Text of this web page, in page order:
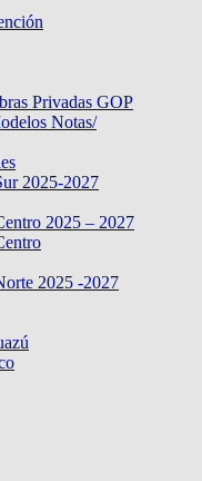
Privadas GOP
Notas/
2025-2027
2025 – 2027
2025 -2027